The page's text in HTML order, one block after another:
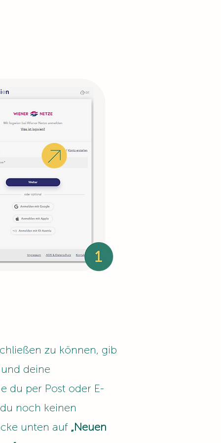
zu können, gib
deine
du per Post oder E-
noch keinen
unten auf „Neuen